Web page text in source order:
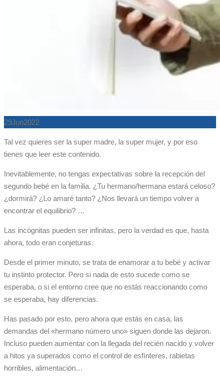
29Jun2022
Tal vez quieres ser la super madre, la super mujer, y por eso
tienes que leer este contenido.
Inevitablemente, no tengas expectativas sobre la recepción del
segundo bebé en la familia. ¿Tu hermano/hermana estará celoso?
¿dormirá? ¿Lo amaré tanto? ¿Nos llevará un tiempo volver a
encontrar el equilibrio? …
Las incógnitas pueden ser infinitas, pero la verdad es que, hasta
ahora, todo eran conjeturas.
Desde el primer minuto, se trata de enamorar a tu bebé y activar
tu instinto protector. Pero si nada de esto sucede como se
esperaba, o si el entorno cree que no estás reaccionando como
se esperaba, hay diferencias.
Has pasado por esto, pero ahora que estás en casa, las
demandas del «hermano número uno» siguen donde las dejaron.
Incluso pueden aumentar con la llegada del recién nacido y volver
a hitos ya superados como el control de esfínteres, rabietas
horribles, alimentación…